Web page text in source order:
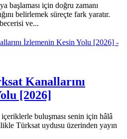
başlaması için doğru zamanı
belirlemek süreçte fark yaratır.
ve...
Kanallarını
[2026]
buluşması senin için hâlâ
Türksat uydusu üzerinden yayın